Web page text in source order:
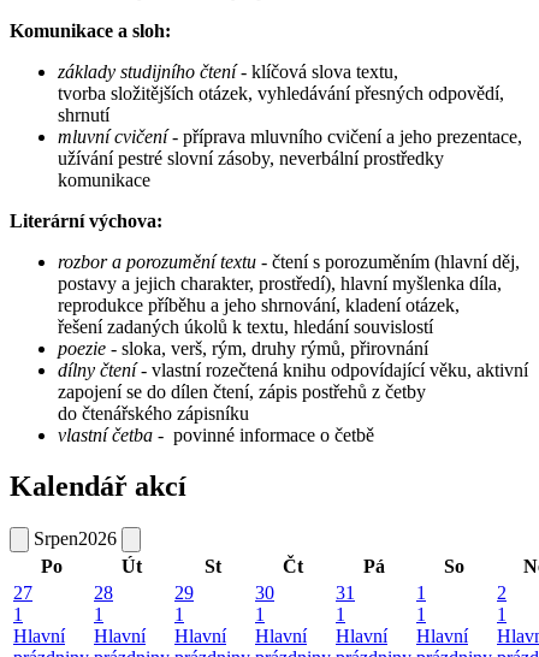
Komunikace a sloh:
základy studijního čtení- klíčová slova textu,
tvorba složitějších otázek, vyhledávání přesných odpovědí,
shrnutí
mluvní cvičení- příprava mluvního cvičení a jeho prezentace,
užívání pestré slovní zásoby, neverbální prostředky
komunikace
Literární výchova:
rozbor a porozumění textu - čtení s porozuměním (hlavní děj,
postavy a jejich charakter, prostředí), hlavní myšlenka díla,
reprodukce příběhu a jeho shrnování, kladení otázek,
řešení zadaných úkolů k textu, hledání souvislostí
poezie - sloka, verš, rým, druhy rýmů, přirovnání
dílny čtení- vlastní rozečtená knihu odpovídající věku, aktivní
zapojení se do dílen čtení, zápis postřehů z četby
do čtenářského zápisníku
vlastní četba - povinné informace o četbě
Kalendář akcí
Srpen2026
Po
Út St Čt Pá So
27
1
Hlavní
28
1
Hlavní
29
1
Hlavní
30
1
Hlavní
31
1
Hlavní
1
1
Hlavní
2
1